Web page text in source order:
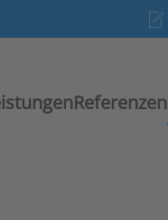
Referenzen